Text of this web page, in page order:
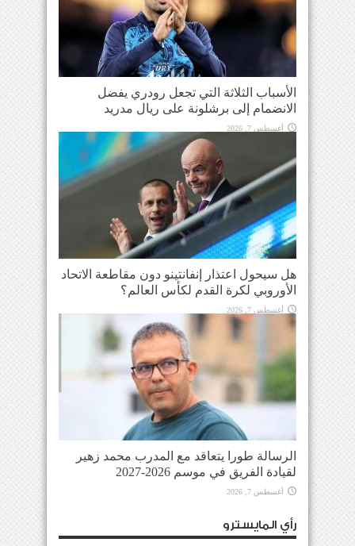
الأسباب الثلاثة التي تجعل رودري يفضل
الانضمام إلى برشلونة على ريال مدريد
أغسطس 7, 2026
هل سيحول اعتذار إنفانتينو دون مقاطعة الاتحاد
الأوروبي لكرة القدم لكأس العالم؟
أغسطس 7, 2026
الرسالة طورا يتعاقد مع المدرب محمد زهير
لقيادة الفريق في موسم 2026-2027
أغسطس 7, 2026
رأي المايسترو